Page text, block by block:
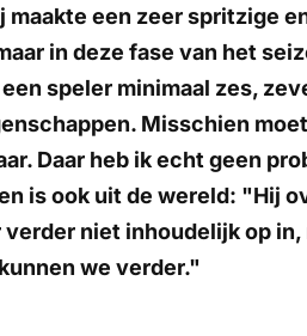
maakte een zeer spritzige
in deze fase van het
speler minimaal zes,
Misschien
Daar heb ik echt geen
is ook uit de wereld: "Hij
niet inhoudelijk op
we verder."